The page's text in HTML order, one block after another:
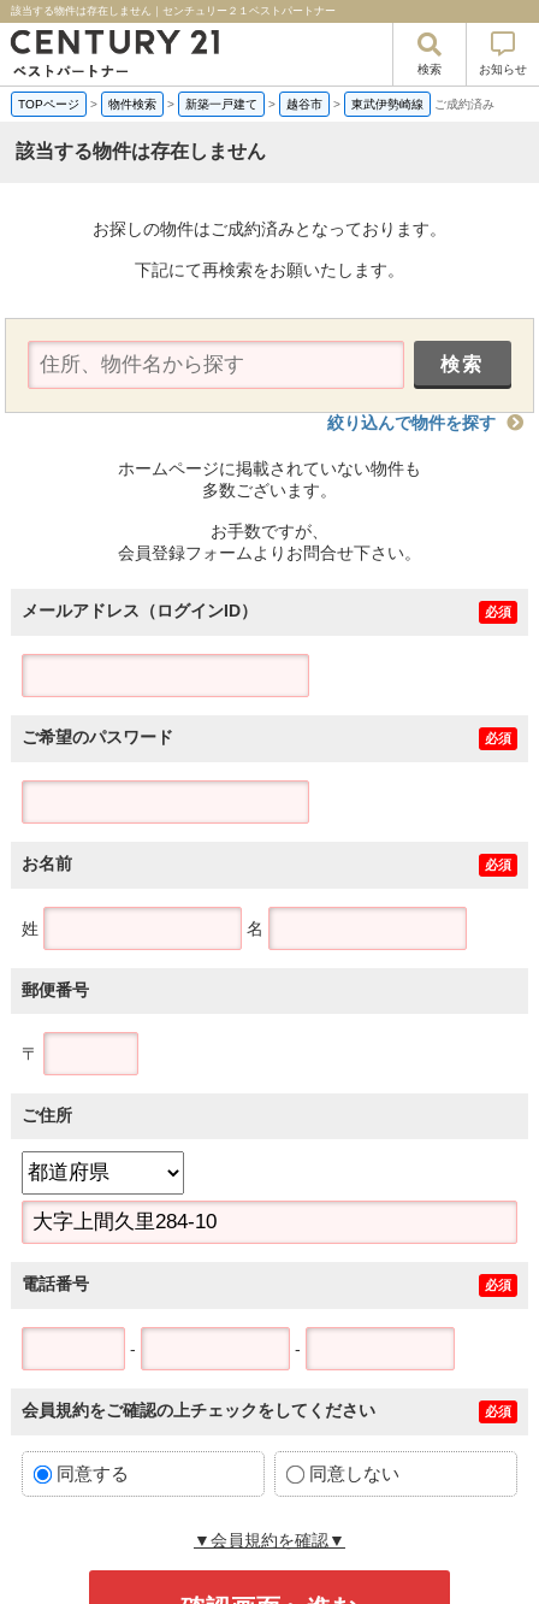
該当する物件は存在しません｜センチュリー２１ベストパートナー
検索 お知らせ
TOPページ > 物件検索 > 新築一戸建て > 越谷市 > 東武伊勢崎線 ご成約済み
該当する物件は存在しません
お探しの物件はご成約済みとなっております。
下記にて再検索をお願いたします。
絞り込んで物件を探す
ホームページに掲載されていない物件も
多数ございます。
お手数ですが、
会員登録フォームよりお問合せ下さい。
メールアドレス（ログインID） 必須
ご希望のパスワード 必須
お名前 必須
姓 名
郵便番号
〒
ご住所
電話番号 必須
- -
会員規約をご確認の上チェックをしてください 必須
同意する 同意しない
▼会員規約を確認▼